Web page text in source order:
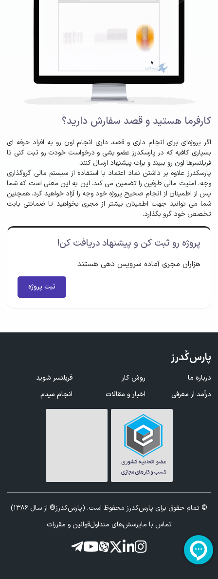
کارفرما هستید و قصد سفارش دارید؟
اگر پروژه‌ای برای انجام داری و قصد داری انجام اون رو به افراد حرفه ای
بسپاری کافیه که در پارسکدرز عضو بشی و درخواست خودت رو ثبت کنی تا
فریلنسرها اون رو ببیند و برات پیشنهاد ارسال کنند.
پارسکدرز علاوه بر داشتن نماد اعتماد با استفاده از سیستم مالی گروگذاری
وجه، امنیت مالی طرفین را تضمین می کند. این به این معنی است که شما
پس از اطمینان از انجام صحیح پروژه خود وجه را آزاد خواهید کرد. همچنین
شما می توانید جهت اطمینان بیشتر از مجری بخواهید تا ضمانتی بابت
تخصص خود گرو بگذارد.
پروژه رو ثبت کن و پیشنهاد دریافت کن!
هزاران مجری آماده سرویس دهی هستند
ثبت پروژه
پارس‌کُدرز
درباره ما روش کار
فریلنسر شوید
درآمد از معرفی
اخبار و مقالات انجام میدم
© تمام حقوق برای پارس‌کدرز محفوظ است. (پارس‌کدرز® از سال 1386)
تماس با ماپرسش‌های متداولقوانین و مقررات